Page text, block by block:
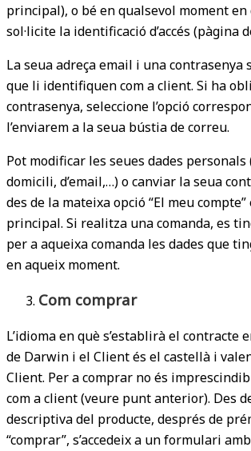
principal), o bé en qualsevol moment en
sol·licite la identificació d’accés (pàgina
La seua adreça email i una contrasenya
que li identifiquen com a client. Si ha
contrasenya, seleccione l’opció
l’enviarem a la seua bústia de correu.
Pot modificar les seues dades personals
domicili, d’email,…) o canviar la seua
des de la mateixa opció “El meu
principal. Si realitza una comanda, es
per a aqueixa comanda les dades que
en aqueix moment.
Com comprar
L’idioma en què s’establirà el contracte
de Darwin i el Client és el castellà i
Client. Per a comprar no és
com a client (veure punt anterior). Des
descriptiva del producte, després de
“comprar”, s’accedeix a un formulari